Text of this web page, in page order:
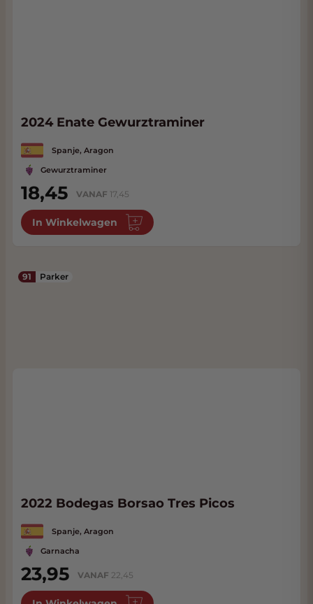
2024 Enate Gewurztraminer
Spanje, Aragon
Gewurztraminer
18,45 VANAF 17,45
In Winkelwagen
91 Parker
2022 Bodegas Borsao Tres Picos
Spanje, Aragon
Garnacha
23,95 VANAF 22,45